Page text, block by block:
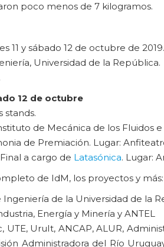
poco menos de 7 kilogramos.
11 y sábado 12 de octubre de
Universidad de la República.
12 de octubre
stands.
Instituto de Mecánica de los Fluidos
de Premiación. Lugar:
Final a cargo de Latasónica. Lugar:
de IdM, los proyectos y más:
de la Universidad de la
Energía y Minería y ANTEL
UTE, UruIt, ANCAP, ALUR,
Administradora del Río